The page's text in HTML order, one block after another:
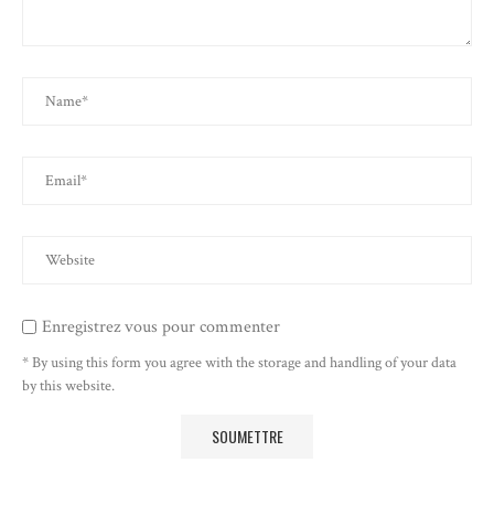
Enregistrez vous pour commenter
* By using this form you agree with the storage and handling of your data
by this website.